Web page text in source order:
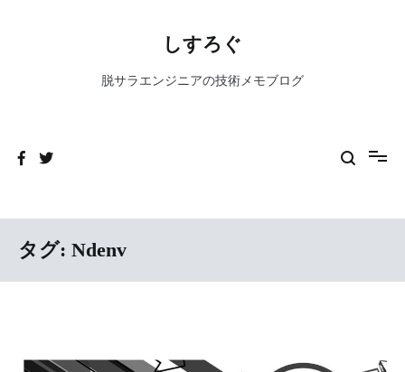
しすろぐ
脱サラエンジニアの技術メモブログ
タグ: Ndenv